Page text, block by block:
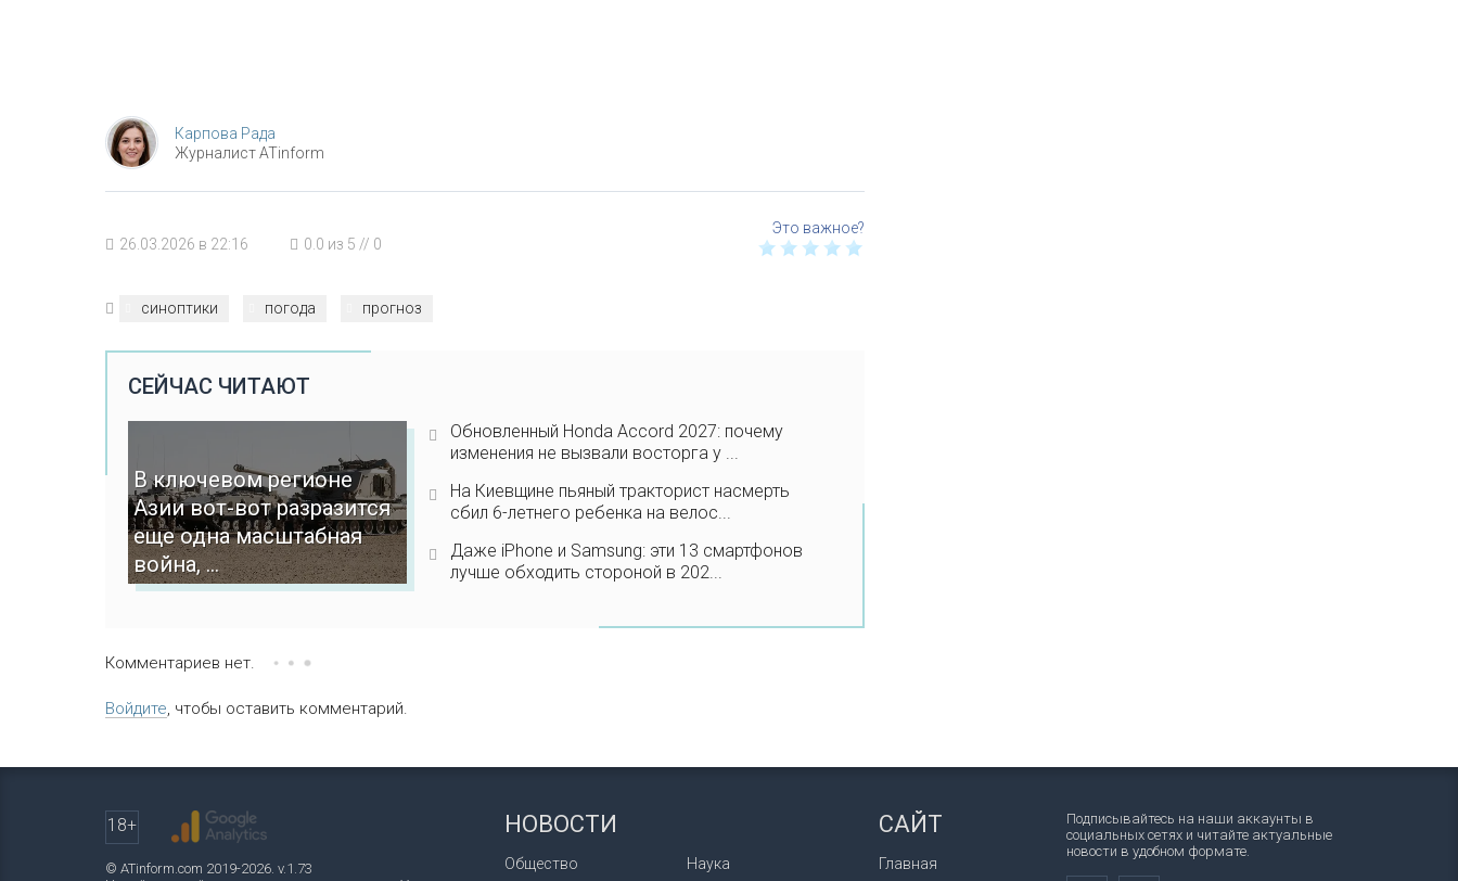
Карпова Рада
Журналист ATinform
26.03.2026 в 22:16 0.0 из 5 // 0
синоптики погода прогноз
СЕЙЧАС ЧИТАЮТ
В ключевом регионе
Азии вот-вот разразится
еще одна масштабная
война, ...
Обновленный Honda Accord 2027: почему
изменения не вызвали восторга у ...
На Киевщине пьяный тракторист насмерть
сбил 6-летнего ребенка на велос...
Даже iPhone и Samsung: эти 13 смартфонов
лучше обходить стороной в 202...
Комментариев нет.
Войдите, чтобы оставить комментарий.
18+
© ATinform.com 2019-2026. v.1.73
НОВОСТИ
Общество Наука
САЙТ
Главная
Подписывайтесь на наши аккаунты в
социальных сетях и читайте актуальные
новости в удобном формате.